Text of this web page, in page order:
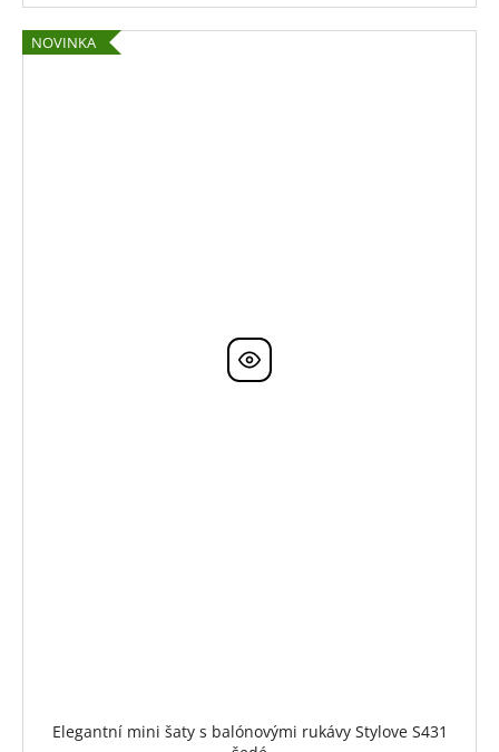
NOVINKA
Elegantní mini šaty s balónovými rukávy Stylove S431